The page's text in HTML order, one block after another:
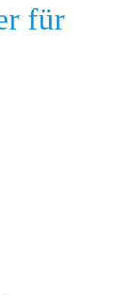
für